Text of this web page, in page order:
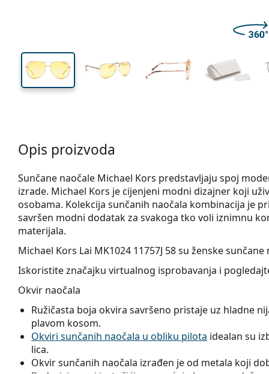
Opis proizvoda
Sunčane naočale Michael Kors predstavljaju spoj
izrade. Michael Kors je cijenjeni modni dizajner koji
osobama. Kolekcija sunčanih naočala kombinacija je
savršen modni dodatak za svakoga tko voli iznimnu
materijala.
Michael Kors Lai MK1024 11757J 58su ženske sunčane
Iskoristite značajku virtualnog isprobavanja i
Okvir naočala
Ružičasta boja okvira savršeno pristaje uz hladne
plavom kosom.
Okviri sunčanih naočala u obliku pilota idealan su
lica.
Okvir sunčanih naočala izrađen je od metala koji